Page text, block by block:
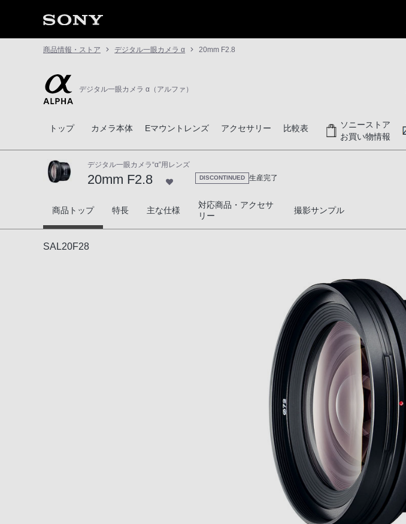
商品情報・ストア デジタル一眼カメラ α 20mm F2.8
デジタル一眼カメラ α（アルファ）
トップ カメラ本体 Eマウントレンズ アクセサリー 比較表
ソニーストア
お買い物情報
デジタル一眼カメラ“α”用レンズ
20mm F2.8 DISCONTINUED 生産完了
20mm F2.8
商品トップ 特長 主な仕様
対応商品・アクセサ
リー
撮影サンプル
SAL20F28